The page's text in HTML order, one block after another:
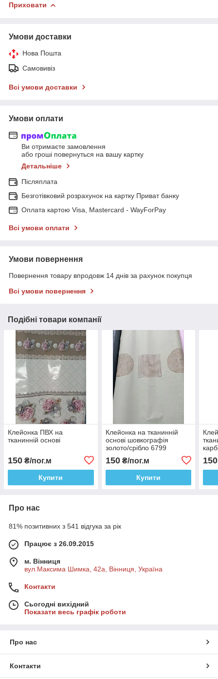
Приховати
Умови доставки
Нова Пошта
Самовивіз
Всі умови доставки
Умови оплати
Ви отримаєте замовлення
або гроші повернуться на вашу картку
Детальніше
Післяплата
Безготівковий розрахунок на картку Приват банку
Оплата картою Visa, Mastercard - WayForPay
Всі умови оплати
Умови повернення
Повернення товару впродовж 14 днів за рахунок покупця
Всі умови повернення
Подібні товари компанії
Клейонка ПВХ на
тканинній основі
150 ₴/пог.м
Купити
Клейонка на тканинній
основі шовкографія
золото/срібло 6799
150₴/пог.м
Купити
150
Про нас
81% позитивних з 541 відгука за рік
Працює з 26.09.2015
м. Вінниця
вул.Максима Шимка, 42а, Вінниця, Україна
Контакти
Сьогодні вихідний
Показати весь графік роботи
Про нас
Контакти